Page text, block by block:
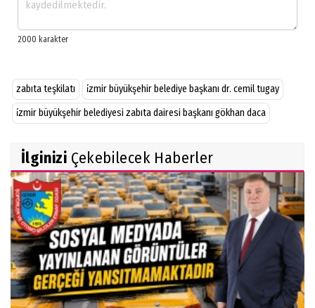
zabıta teşkilatı
i̇zmir büyükşehir belediye başkanı dr. cemil tugay
i̇zmir büyükşehir belediyesi zabıta dairesi başkanı gökhan daca
İlginizi Çekebilecek Haberler